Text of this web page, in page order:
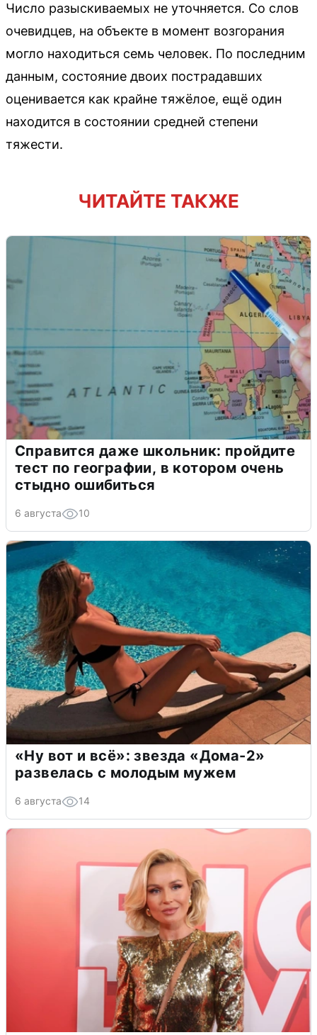
Число разыскиваемых не уточняется. Со слов
очевидцев, на объекте в момент возгорания
могло находиться семь человек. По последним
данным, состояние двоих пострадавших
оценивается как крайне тяжёлое, ещё один
находится в состоянии средней степени
тяжести.
ЧИТАЙТЕ ТАКЖЕ
Справится даже школьник: пройдите
тест по географии, в котором очень
стыдно ошибиться
6 августа 10
«Ну вот и всё»: звезда «Дома-2»
развелась с молодым мужем
6 августа 14